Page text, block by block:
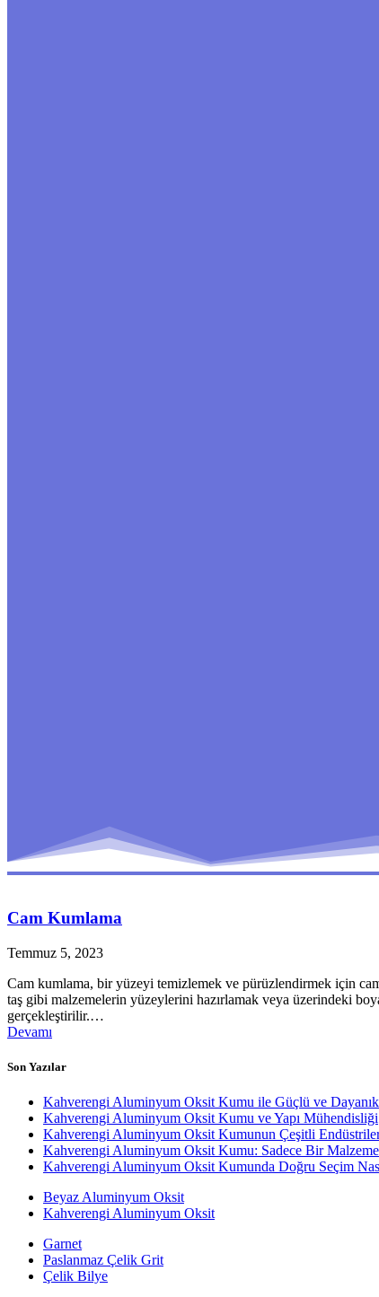
Cam Kumlama
Temmuz 5, 2023
Cam kumlama, bir yüzeyi temizlemek ve pürüzlendirmek için
taş gibi malzemelerin yüzeylerini hazırlamak veya üzerindeki
gerçekleştirilir.…
Devamı
Son Yazılar
Kahverengi Aluminyum Oksit Kumu ile Güçlü ve
Kahverengi Aluminyum Oksit Kumu ve Yapı Mühendisliği
Kahverengi Aluminyum Oksit Kumunun Çeşitli
Kahverengi Aluminyum Oksit Kumu: Sadece Bir
Kahverengi Aluminyum Oksit Kumunda Doğru Seçim
Beyaz Aluminyum Oksit
Kahverengi Aluminyum Oksit
Garnet
Paslanmaz Çelik Grit
Çelik Bilye